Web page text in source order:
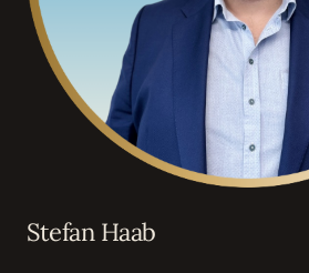
Stefan Haab